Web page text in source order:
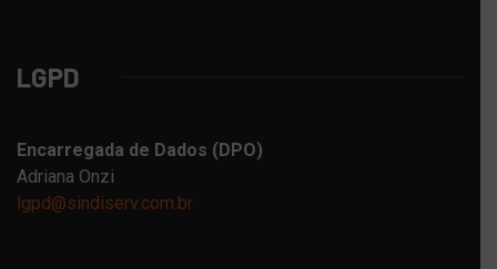
LGPD
Encarregada de Dados (DPO)
Adriana Onzi
lgpd@sindiserv.com.br